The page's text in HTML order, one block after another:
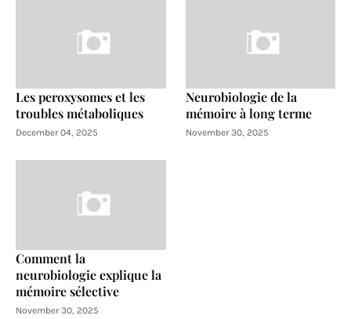
Les peroxysomes et les
troubles métaboliques
December 04, 2025
Neurobiologie de la
mémoire à long terme
November 30, 2025
Comment la
neurobiologie explique la
mémoire sélective
November 30, 2025